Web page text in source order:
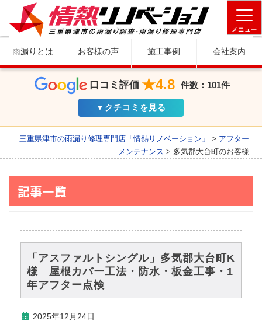
メニュー
雨漏りとは お客様の声 施工事例 会社案内
口コミ評価 ★4.8 件数：101件
▼クチコミを見る
三重県津市の雨漏り修理専門店「情熱リノベーション」 > アフター
メンテナンス > 多気郡大台町のお客様
記事一覧
「アスファルトシングル」多気郡大台町K
様 屋根カバー工法・防水・板金工事・1
年アフター点検
2025年12月24日